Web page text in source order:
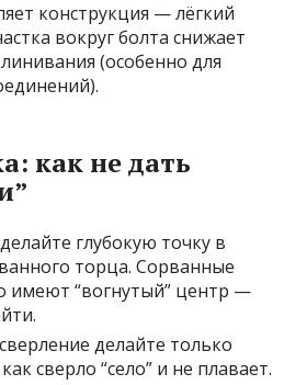
конструкция — лёгкий
вокруг болта снижает
(особенно для
как не дать
глубокую точку в
торца. Сорванные
имеют “вогнутый” центр —
делайте только
сверло “село” и не плавает.